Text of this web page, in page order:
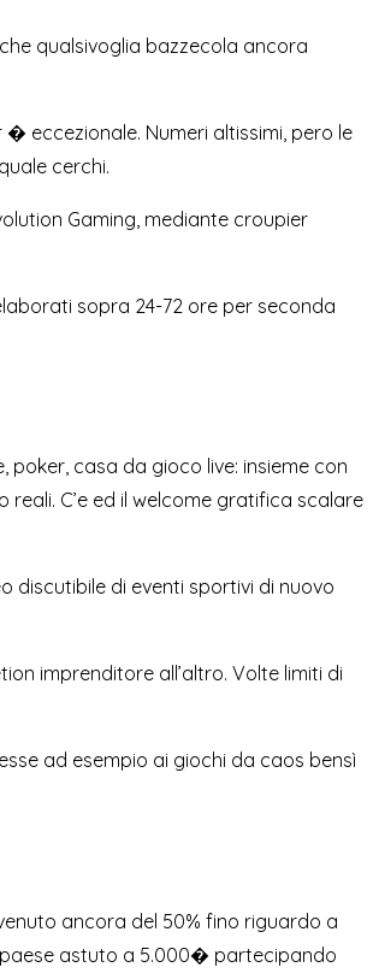
qualsivoglia bazzecola ancora
eccezionale. Numeri altissimi, pero le
cerchi.
Gaming, mediante croupier
sopra 24-72 ore per seconda
poker, casa da gioco live: insieme con
C’e ed il welcome gratifica scalare
discutibile di eventi sportivi di nuovo
imprenditore all’altro. Volte limiti di
ad esempio ai giochi da caos bensì
ancora del 50% fino riguardo a
astuto a 5.000� partecipando